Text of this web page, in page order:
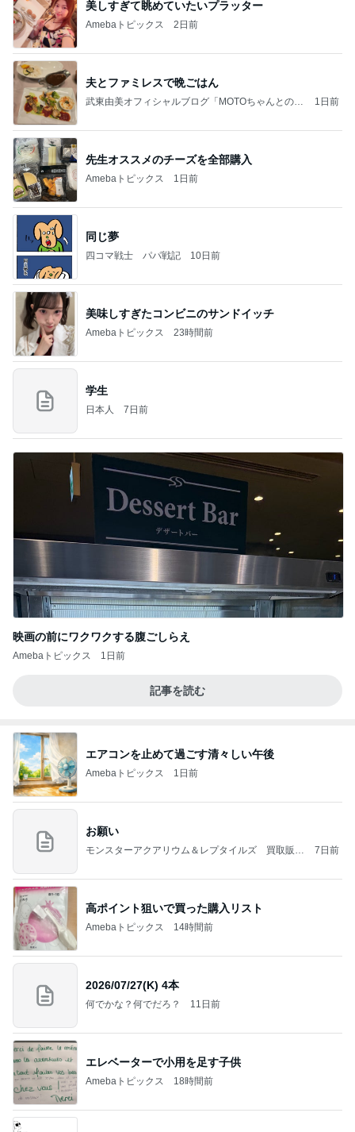
美しすぎて眺めていたいプラッター
Amebaトピックス 2日前
夫とファミレスで晩ごはん
武東由美オフィシャルブログ「MOTOちゃんとのは
1日前
先生オススメのチーズを全部購入
Amebaトピックス 1日前
同じ夢
四コマ戦士 パパ戦記 10日前
美味しすぎたコンビニのサンドイッチ
Amebaトピックス 23時間前
学生
日本人 7日前
映画の前にワクワクする腹ごしらえ
Amebaトピックス 1日前
記事を読む
エアコンを止めて過ごす清々しい午後
Amebaトピックス 1日前
お願い
モンスターアクアリウム＆レプタイルズ 買取販売
7日前
高ポイント狙いで買った購入リスト
Amebaトピックス 14時間前
2026/07/27(K) 4本
何でかな？何でだろ？ 11日前
エレベーターで小用を足す子供
Amebaトピックス 18時間前